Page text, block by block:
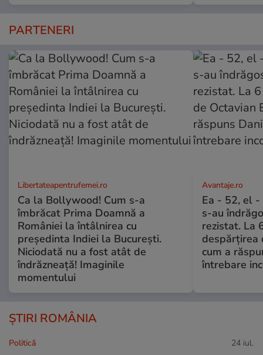
PARTENERI
Libertateapentrufemei.ro
Ca la Bollywood! Cum s-a
îmbrăcat Prima Doamnă a
României la întâlnirea cu
președinta Indiei la București.
Niciodată nu a fost atât de
îndrăzneață! Imaginile
momentului
Avantaje.ro
Ea - 52, el -
s-au
rezistat. La
despărțirea
cum a
întrebare
ȘTIRI ROMÂNIA
Politică 24 iul.